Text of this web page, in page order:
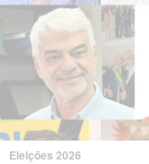
Eleições 2026